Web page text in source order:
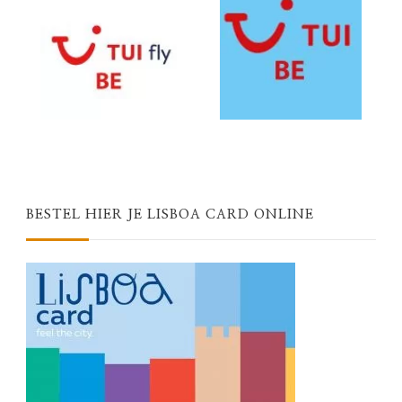
BESTEL HIER JE LISBOA CARD ONLINE